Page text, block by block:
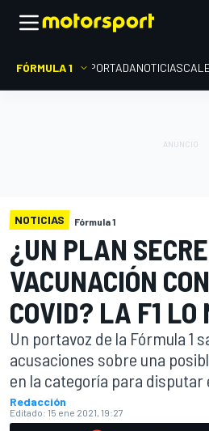
FÓRMULA 1 PORTADANOTICIAS
NOTICIAS Fórmula 1
¿UN PLAN
VACUNACIÓN
COVID? LA F1 LO
Un portavoz de la Fórmula 1
acusaciones sobre una
en la categoría para disputar
Redacción
Editado: 15 ene 2021, 19:27